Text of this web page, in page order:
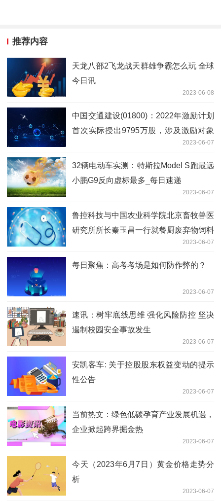
推荐内容
天龙八部2飞龙战天群雄争霸怎么玩 全球
今日讯
2023-06-08
中国交通建设(01800)：2022年激励计划
首次实际授出9795万股，涉及激励对象
2023-06-07
32辆电动车实测：特斯拉Model S跑最远
小鹏G9反向虚标最多_每日速递
2023-06-07
鲁控科技与中国农业科学院北京畜牧兽医
研究所所长秦玉昌一行就餐厨废弃物饲料
2023-06-07
每日聚焦：高考考场是如何防作弊的？
2023-06-07
速讯：树牢底线思维 强化风险防控 坚决
遏制校园安全事故发生
2023-06-07
安凯客车: 关于控股股东权益变动的提示
性公告
2023-06-07
当前热文：绿色低碳孕育产业发展机遇，
企业掀起跨界掘金热
2023-06-07
今天（2023年6月7日）黄金价格走势分
析
2023-06-07